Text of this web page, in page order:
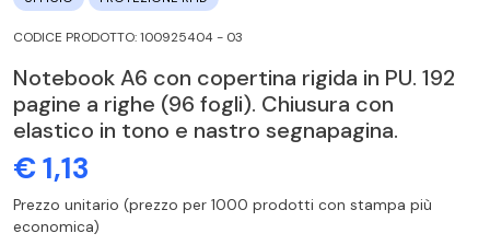
CODICE PRODOTTO: 100925404 - 03
Notebook A6 con copertina rigida in PU. 192
pagine a righe (96 fogli). Chiusura con
elastico in tono e nastro segnapagina.
€ 1,13
Prezzo unitario (prezzo per 1000 prodotti con stampa più
economica)